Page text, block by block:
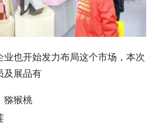
也开始发力布局这个市场，本次
及展品有
猕猴桃